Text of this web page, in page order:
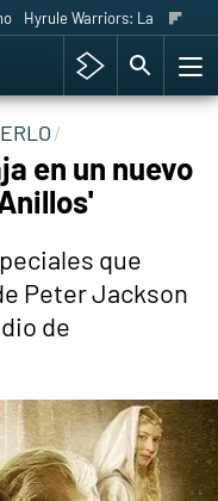
Hyrule Warriors: La Era del
en un nuevo
que
Peter Jackson
de